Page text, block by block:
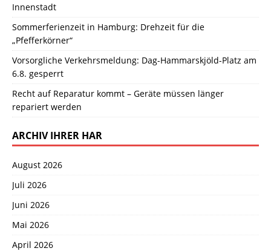
Innenstadt
Sommerferienzeit in Hamburg: Drehzeit für die
„Pfefferkörner“
Vorsorgliche Verkehrsmeldung: Dag-Hammarskjöld-Platz am
6.8. gesperrt
Recht auf Reparatur kommt – Geräte müssen länger
repariert werden
ARCHIV IHRER HAR
August 2026
Juli 2026
Juni 2026
Mai 2026
April 2026